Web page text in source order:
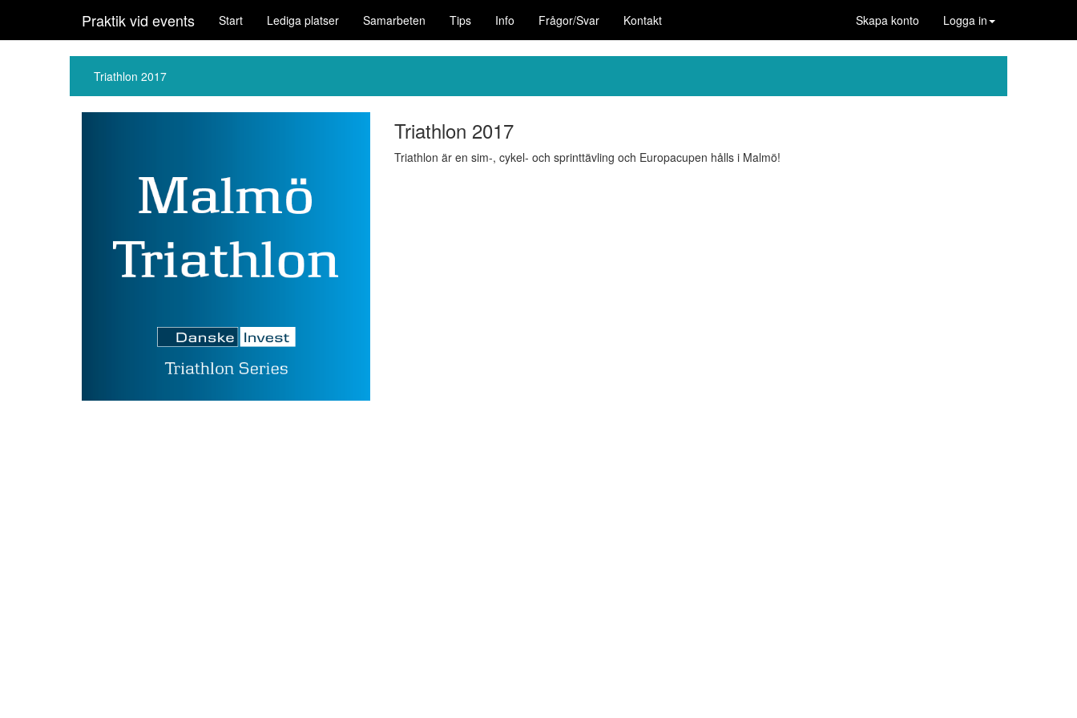
Praktik vid events Start Lediga platser Samarbeten Tips Info Frågor/Svar Kontakt Skapa konto Logga in
Triathlon 2017
Triathlon 2017
Triathlon är en sim-, cykel- och sprinttävling och Europacupen hålls i Malmö!